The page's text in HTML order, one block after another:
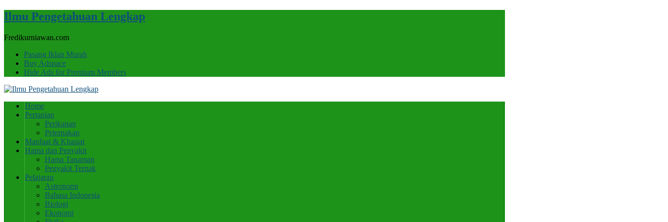
Ilmu Pengetahuan Lengkap
Fredikurniawan.com
Pasang Iklan Murah
Buy Adspace
Hide Ads for Premium Members
Home
Pertanian
Perikanan
Peternakan
Manfaat & Khasiat
Hama dan Penyakit
Hama Tanaman
Penyakit Ternak
Pelajaran
Astronomi
Bahasa Indonesia
Biologi
Ekonomi